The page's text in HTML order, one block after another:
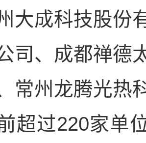
大成科技股份
司、成都禅德
常州龙腾光热
过220家单位